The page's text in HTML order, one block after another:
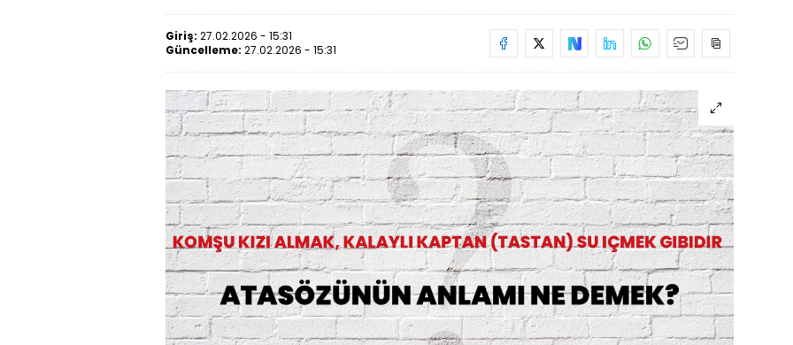
Giriş: 27.02.2026 - 15:31
Güncelleme: 27.02.2026 - 15:31